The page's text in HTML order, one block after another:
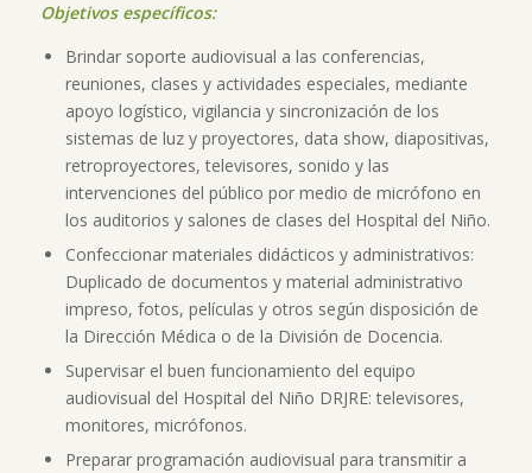
Objetivos específicos:
Brindar soporte audiovisual a las conferencias,
reuniones, clases y actividades especiales, mediante
apoyo logístico, vigilancia y sincronización de los
sistemas de luz y proyectores, data show, diapositivas,
retroproyectores, televisores, sonido y las
intervenciones del público por medio de micrófono en
los auditorios y salones de clases del Hospital del Niño.
Confeccionar materiales didácticos y administrativos:
Duplicado de documentos y material administrativo
impreso, fotos, películas y otros según disposición de
la Dirección Médica o de la División de Docencia.
Supervisar el buen funcionamiento del equipo
audiovisual del Hospital del Niño DRJRE: televisores,
monitores, micrófonos.
Preparar programación audiovisual para transmitir a